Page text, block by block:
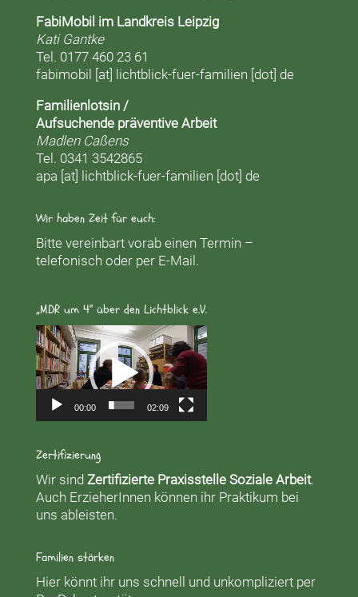
FabiMobil im Landkreis Leipzig
Kati Gantke
Tel. 0177 460 23 61
fabimobil [at] lichtblick-fuer-familien [dot] de
Familienlotsin /
Aufsuchende präventive Arbeit
Madlen Caßens
Tel. 0341 3542865
apa [at] lichtblick-fuer-familien [dot] de
Wir haben Zeit für euch:
Bitte vereinbart vorab einen Termin –
telefonisch oder per E-Mail.
„MDR um 4“ über den Lichtblick e.V.
Video-
Player
00:00 02:09
Zertifizierung
Wir sind Zertifizierte Praxisstelle Soziale Arbeit.
Auch ErzieherInnen können ihr Praktikum bei
uns ableisten.
Familien stärken
Hier könnt ihr uns schnell und unkompliziert per